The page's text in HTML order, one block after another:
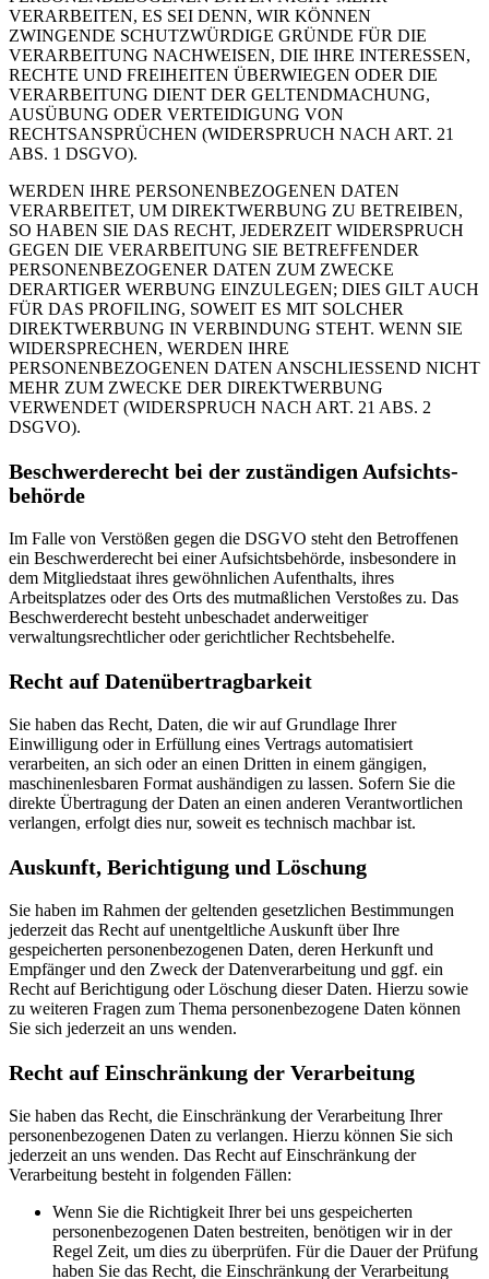
VERARBEITEN, ES SEI DENN, WIR KÖNNEN
ZWINGENDE SCHUTZWÜRDIGE GRÜNDE FÜR DIE
VERARBEITUNG NACHWEISEN, DIE IHRE INTERESSEN,
RECHTE UND FREIHEITEN ÜBERWIEGEN ODER DIE
VERARBEITUNG DIENT DER GELTENDMACHUNG,
AUSÜBUNG ODER VERTEIDIGUNG VON
RECHTSANSPRÜCHEN (WIDERSPRUCH NACH ART. 21
ABS. 1 DSGVO).
WERDEN IHRE PERSONENBEZOGENEN DATEN
VERARBEITET, UM DIREKTWERBUNG ZU BETREIBEN,
SO HABEN SIE DAS RECHT, JEDERZEIT WIDERSPRUCH
GEGEN DIE VERARBEITUNG SIE BETREFFENDER
PERSONENBEZOGENER DATEN ZUM ZWECKE
DERARTIGER WERBUNG EINZULEGEN; DIES GILT AUCH
FÜR DAS PROFILING, SOWEIT ES MIT SOLCHER
DIREKTWERBUNG IN VERBINDUNG STEHT. WENN SIE
WIDERSPRECHEN, WERDEN IHRE
PERSONENBEZOGENEN DATEN ANSCHLIESSEND NICHT
MEHR ZUM ZWECKE DER DIREKTWERBUNG
VERWENDET (WIDERSPRUCH NACH ART. 21 ABS. 2
DSGVO).
Beschwerde­recht bei der zuständigen Aufsichts­
behörde
Im Falle von Verstößen gegen die DSGVO steht den Betroffenen
ein Beschwerderecht bei einer Aufsichtsbehörde, insbesondere in
dem Mitgliedstaat ihres gewöhnlichen Aufenthalts, ihres
Arbeitsplatzes oder des Orts des mutmaßlichen Verstoßes zu. Das
Beschwerderecht besteht unbeschadet anderweitiger
verwaltungsrechtlicher oder gerichtlicher Rechtsbehelfe.
Recht auf Daten­übertrag­barkeit
Sie haben das Recht, Daten, die wir auf Grundlage Ihrer
Einwilligung oder in Erfüllung eines Vertrags automatisiert
verarbeiten, an sich oder an einen Dritten in einem gängigen,
maschinenlesbaren Format aushändigen zu lassen. Sofern Sie die
direkte Übertragung der Daten an einen anderen Verantwortlichen
verlangen, erfolgt dies nur, soweit es technisch machbar ist.
Auskunft, Berichtigung und Löschung
Sie haben im Rahmen der geltenden gesetzlichen Bestimmungen
jederzeit das Recht auf unentgeltliche Auskunft über Ihre
gespeicherten personenbezogenen Daten, deren Herkunft und
Empfänger und den Zweck der Datenverarbeitung und ggf. ein
Recht auf Berichtigung oder Löschung dieser Daten. Hierzu sowie
zu weiteren Fragen zum Thema personenbezogene Daten können
Sie sich jederzeit an uns wenden.
Recht auf Einschränkung der Verarbeitung
Sie haben das Recht, die Einschränkung der Verarbeitung Ihrer
personenbezogenen Daten zu verlangen. Hierzu können Sie sich
jederzeit an uns wenden. Das Recht auf Einschränkung der
Verarbeitung besteht in folgenden Fällen:
Wenn Sie die Richtigkeit Ihrer bei uns gespeicherten
personenbezogenen Daten bestreiten, benötigen wir in der
Regel Zeit, um dies zu überprüfen. Für die Dauer der Prüfung
haben Sie das Recht, die Einschränkung der Verarbeitung